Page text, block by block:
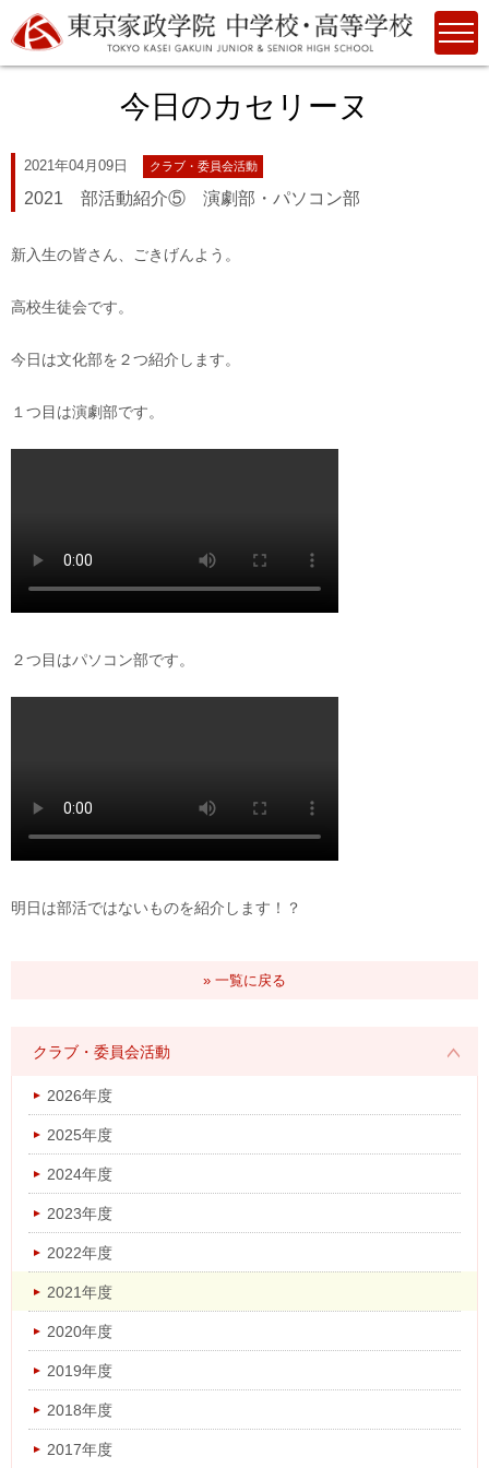
今日のカセリーヌ
2021年04月09日 クラブ・委員会活動
2021 部活動紹介⑤ 演劇部・パソコン部
新入生の皆さん、ごきげんよう。
高校生徒会です。
今日は文化部を２つ紹介します。
１つ目は演劇部です。
２つ目はパソコン部です。
明日は部活ではないものを紹介します！？
» 一覧に戻る
クラブ・委員会活動
2026年度
2025年度
2024年度
2023年度
2022年度
2021年度
2020年度
2019年度
2018年度
2017年度